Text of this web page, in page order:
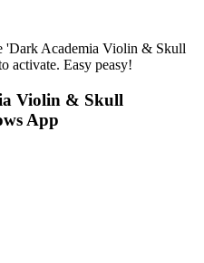
'Dark Academia Violin & Skull
activate. Easy peasy!
Violin & Skull
App